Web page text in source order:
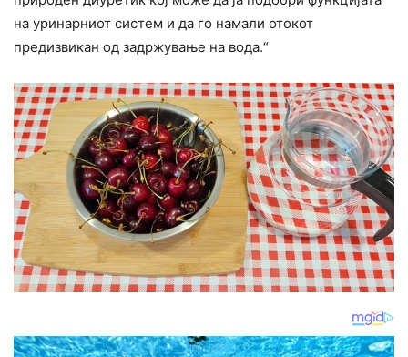
на уринарниот систем и да го намали отокот
предизвикан од задржување на вода.“